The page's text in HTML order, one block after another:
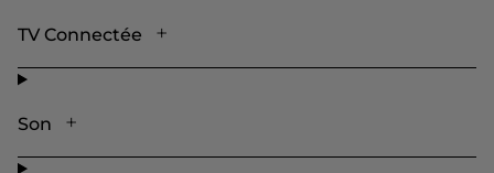
TV Connectée
Son